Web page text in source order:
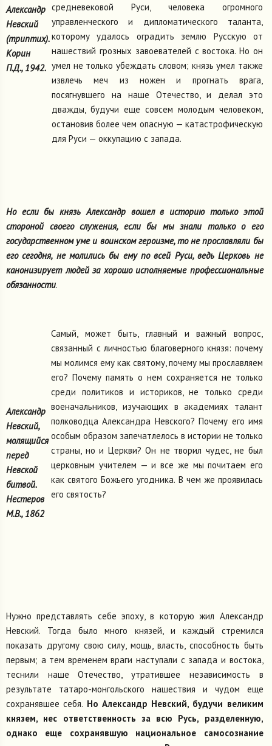
Александр
Невский
(триптих).
Корин
П.Д., 1942.
средневековой Руси, человека огромного
управленческого и дипломатического таланта,
которому удалось оградить землю Русскую от
нашествий грозных завоевателей с востока. Но он
умел не только убеждать словом; князь умел также
извлечь меч из ножен и прогнать врага,
посягнувшего на наше Отечество, и делал это
дважды, будучи еще совсем молодым человеком,
остановив более чем опасную — катастрофическую
для Руси — оккупацию с запада.
Но если бы князь Александр вошел в историю только этой
стороной своего служения, если бы мы знали только о его
государственном уме и воинском героизме, то не прославляли бы
его сегодня, не молились бы ему по всей Руси, ведь Церковь не
канонизирует людей за хорошо исполняемые профессиональные
обязанности.
Александр
Невский,
молящийся
перед
Невской
битвой.
Нестеров
М.В., 1862
Самый, может быть, главный и важный вопрос,
связанный с личностью благоверного князя: почему
мы молимся ему как святому, почему мы прославляем
его? Почему память о нем сохраняется не только
среди политиков и историков, не только среди
военачальников, изучающих в академиях талант
полководца Александра Невского? Почему его имя
особым образом запечатлелось в истории не только
страны, но и Церкви? Он не творил чудес, не был
церковным учителем — и все же мы почитаем его
как святого Божьего угодника. В чем же проявилась
его святость?
Нужно представлять себе эпоху, в которую жил Александр
Невский. Тогда было много князей, и каждый стремился
показать другому свою силу, мощь, власть, способность быть
первым; а тем временем враги наступали с запада и востока,
теснили наше Отечество, утратившее независимость в
результате татаро-монгольского нашествия и чудом еще
сохранявшее себя. Но Александр Невский, будучи великим
князем, нес ответственность за всю Русь, разделенную,
однако еще сохранявшую национальное самосознание